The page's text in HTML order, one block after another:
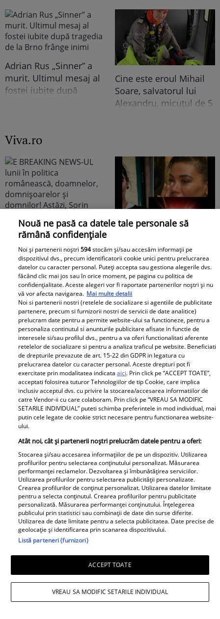
revoltați, dar nu știau
acest detaliu
Evaluarea Națională. Ce
a povestit solista acum
a stârnit un val de
reacții “Primul pe lista
lui de…”
Adrian Rus „Sinner” a
murit. Ultimul mesaj al
fostei iubite după
Cine este eroul Mihail
Soare, salvatorul lui
Alexandru, micuțul de 5
Viva.ro
E BREAKING NEWS-UL
lunii în politica
românească,
doamnelor,
domnișoarelor și
domnilor! Astăzi, Sorin
Grindeanu a făcut
ANUNȚUL pe care nici
colegii lui nu se
așteptau să-l audă. Într-
o mișcare FULGER,
o veste importantă
E breaking în lumea
cu scântei în showbiz-ul
românesc! Îndrăgita
noastră vedetă a
recunoscut TOT, dar
tooot: „Mă abțin să nu-i
scriu. Am făcut
scandal!” Ce s-a
întâmplat e...
Tocmai a picat
adevărata 💣în showbiz!
Pentru PRIMA OARĂ,
Cabral rupe tăcerea
despre DIVORȚUL de
Andreea Ibacka, iar ce a
putut face public a
stârnit valuri și valuri de
plăcut să cred. Nu mi-a
convenit să..." Iar în
continuarea a vorbit
despre cel mai
bine. Nu îi știu familia".
A tăcut luni întregi, dar
acum Gina Matache a
spus adevărul despre
Nouă ne pasă ca datele tale personale să
rămână confidențiale
Noi și partenerii noștri594stocăm și/sau accesăm informații pe
dispozitivul dvs., precum identificatorii cookie unici pentru prelucrarea
datelor cu caracter personal. Puteți accepta sau gestiona alegerile dvs.
făcând clic mai jos sau în orice moment, pe pagina cu politica de
confidențialitate. Aceste alegeri vor fi raportate partenerilor noștri și nu
vă vor afecta navigarea. Mai multe detalii
Noi si partenerii nostri (retelele de socializare si agentiile de publicitate
partenere, precum si furnizorii nostri de servicii de date analitice)
prelucram date pentru a permite website-ului sa functioneze, pentru a
personaliza continutul si anunturile publicitare afisate in functie de
interesele si/sau profilul dvs., pentru a va oferi functionalitati aferente
retelelor de socializare si pentru a analiza traficul pe website. Beneficiati
de drepturile prevazute de art. 15-22 din GDPR in legatura cu
prelucrarea datelor cu caracter personal. Aceste drepturi pot fi
exercitate prin modalitatea indicataaici. Prin click pe “ACCEPT TOATE”,
acceptati folosirea tuturor Tehnologiilor de tip Cookie, care implica
inclusiv acceptul dvs. cu privire la stocarea/accesarea informatiilor de
catre Vendor-ii cu care colaboram. Prin click pe “VREAU SA MODIFIC
SETARILE INDIVIDUAL” puteti schimba preferintele in mod individual, mai
putin cele legate de cookie strict necesare pentru functionarea website-
ului.
Atât noi, cât și partenerii noștri prelucrăm datele pentru a oferi:
Stocarea și/sau accesarea informațiilor de pe un dispozitiv. Utilizarea
profilurilor pentru selectarea conținutului personalizat. Măsurarea
performanței reclamelor. Dezvoltarea și îmbunătățirea serviciilor.
Utilizarea profilurilor pentru selectarea publicității personalizate.
Crearea profilurilor de conținut personalizat. Utilizarea datelor limitate
pentru a selecta conținutul. Crearea profilurilor pentru publicitate
personalizată. Măsurarea performanței conținutului. Înțelegerea
publicului prin statistici sau combinații de date din surse diferite.
Utilizarea de date limitate pentru a selecta publicitatea. Date precise de
geolocație și identificarea prin scanarea dispozitivului.
Listă parteneri (furnizori)
ACCEPT TOATE
VREAU SA MODIFIC SETARILE INDIVIDUAL